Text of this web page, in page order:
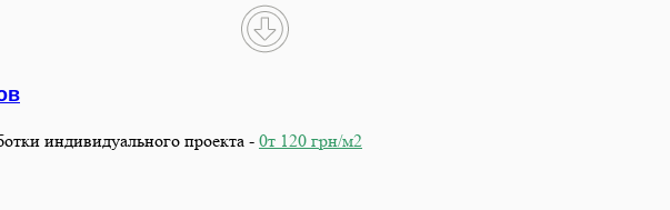
индивидуального проекта - 0т 120 грн/м2